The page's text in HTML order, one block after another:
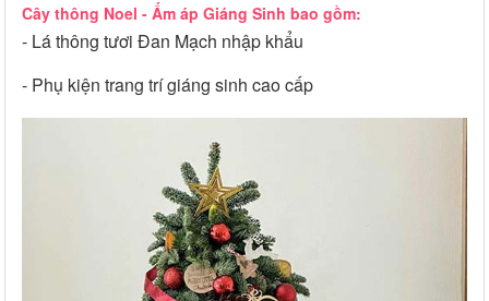
Cây thông Noel - Ấm áp Giáng Sinh bao gồm:
- Lá thông tươi Đan Mạch nhập khẩu
- Phụ kiện trang trí giáng sinh cao cấp